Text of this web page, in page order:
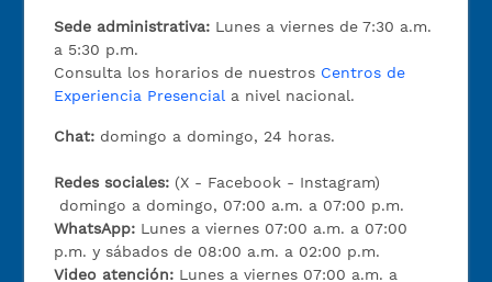
Sede administrativa: Lunes a viernes de 7:30 a.m.
a 5:30 p.m.
Consulta los horarios de nuestros Centros de
Experiencia Presencial a nivel nacional.
Chat: domingo a domingo, 24 horas.
Redes sociales: (X - Facebook - Instagram)
domingo a domingo, 07:00 a.m. a 07:00 p.m.
WhatsApp: Lunes a viernes 07:00 a.m. a 07:00
p.m. y sábados de 08:00 a.m. a 02:00 p.m.
Video atención: Lunes a viernes 07:00 a.m. a